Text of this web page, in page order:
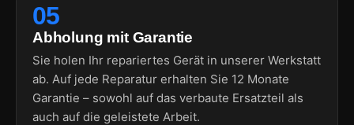
05
Abholung mit Garantie
Sie holen Ihr repariertes Gerät in unserer Werkstatt
ab. Auf jede Reparatur erhalten Sie 12 Monate
Garantie – sowohl auf das verbaute Ersatzteil als
auch auf die geleistete Arbeit.